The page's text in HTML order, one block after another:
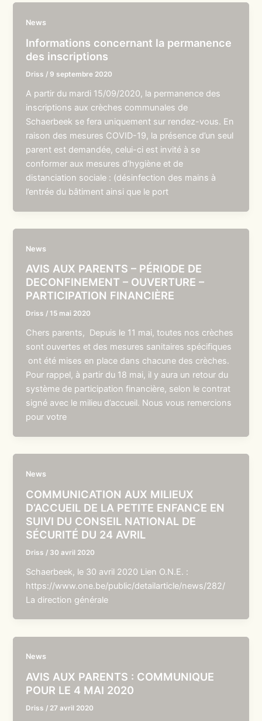
News
Informations concernant la permanence
des inscriptions
Driss / 9 septembre 2020
A partir du mardi 15/09/2020, la permanence des
inscriptions aux crèches communales de
Schaerbeek se fera uniquement sur rendez-vous. En
raison des mesures COVID-19, la présence d’un seul
parent est demandée, celui-ci est invité à se
conformer aux mesures d’hygiène et de
distanciation sociale : (désinfection des mains à
l’entrée du bâtiment ainsi que le port
News
AVIS AUX PARENTS – PÉRIODE DE
DECONFINEMENT – OUVERTURE –
PARTICIPATION FINANCIÈRE
Driss /15 mai 2020
Chers parents, Depuis le 11 mai, toutes nos crèches
sont ouvertes et des mesures sanitaires spécifiques
ont été mises en place dans chacune des crèches.
Pour rappel, à partir du 18 mai, il y aura un retour du
système de participation financière, selon le contrat
signé avec le milieu d’accueil. Nous vous remercions
pour votre
News
COMMUNICATION AUX MILIEUX
D’ACCUEIL DE LA PETITE ENFANCE EN
SUIVI DU CONSEIL NATIONAL DE
SÉCURITÉ DU 24 AVRIL
Driss / 30 avril 2020
Schaerbeek, le 30 avril 2020 Lien O.N.E. :
https://www.one.be/public/detailarticle/news/282/
La direction générale
News
AVIS AUX PARENTS : COMMUNIQUE
POUR LE 4 MAI 2020
Driss / 27 avril 2020